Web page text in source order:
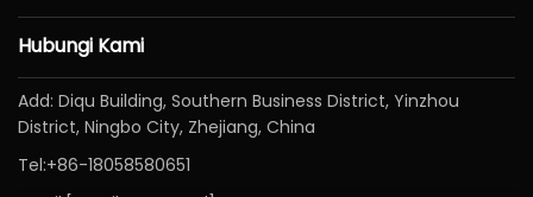
Hubungi Kami
Add: Diqu Building, Southern Business District, Yinzhou
District, Ningbo City, Zhejiang, China
Tel:+86-18058580651